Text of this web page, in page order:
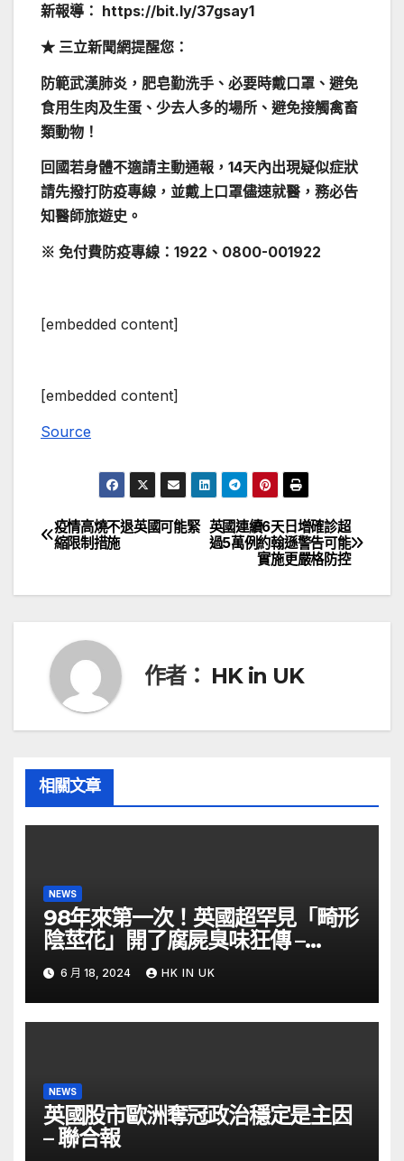
新報導： https://bit.ly/37gsay1
★ 三立新聞網提醒您：
防範武漢肺炎，肥皂勤洗手、必要時戴口罩、避免
食用生肉及生蛋、少去人多的場所、避免接觸禽畜
類動物！
回國若身體不適請主動通報，14天內出現疑似症狀
請先撥打防疫專線，並戴上口罩儘速就醫，務必告
知醫師旅遊史。
※ 免付費防疫專線：1922、0800-001922
[embedded content]
[embedded content]
Source
文
覽
英國連續6天日增確診超
過5萬例約翰遜警告可能
實施更嚴格防控
疫情高燒不退英國可能緊
縮限制措施
作者： HK in UK
相關文章
NEWS
98年來第一次！英國超罕見「畸形
陰莖花」開了腐屍臭味狂傳 –
ETtoday
6 月 18, 2024 HK IN UK
NEWS
英國股市歐洲奪冠政治穩定是主因
– 聯合報